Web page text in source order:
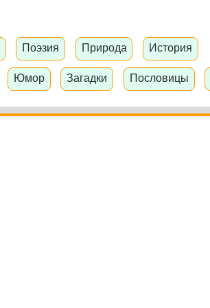
Поэзия Природа История
Юмор Загадки Пословицы